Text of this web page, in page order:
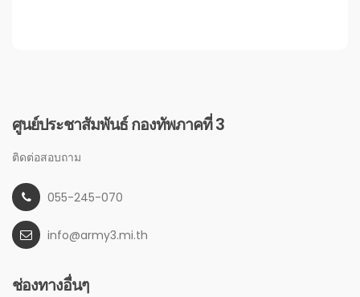
ศูนย์ประชาสัมพันธ์ กองทัพภาคที่ 3
ติดต่อสอบถาม
055-245-070
info@army3.mi.th
ช่องทางอื่นๆ